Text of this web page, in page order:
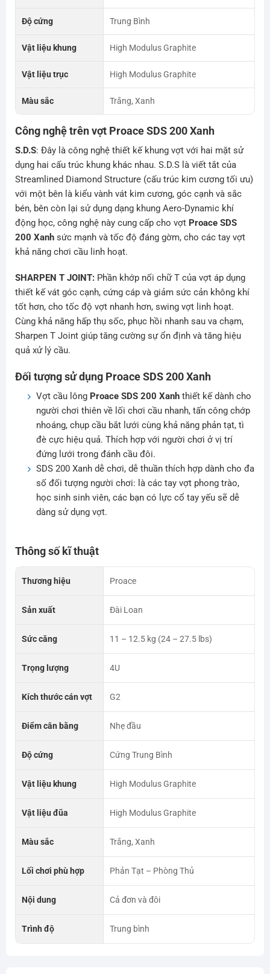
Độ cứng Trung Bình
Vật liệu khung High Modulus Graphite
Vật liệu trục High Modulus Graphite
Màu sắc Trắng, Xanh
Công nghệ trên vợt Proace SDS 200 Xanh
S.D.S: Đây là công nghệ thiết kế khung vợt với hai mặt sử
dụng hai cấu trúc khung khác nhau. S.D.S là viết tắt của
Streamlined Diamond Structure (cấu trúc kim cương tối ưu)
với một bên là kiểu vành vát kim cương, góc cạnh và sắc
bén, bên còn lại sử dụng dạng khung Aero-Dynamic khí
động học, công nghệ này cung cấp cho vợt Proace SDS
200 Xanhsức mạnh và tốc độ đáng gờm, cho các tay vợt
khả năng chơi cầu linh hoạt.
SHARPEN T JOINT:Phần khớp nối chữ T của vợt áp dụng
thiết kế vát góc cạnh, cứng cáp và giảm sức cản không khí
tốt hơn, cho tốc độ vợt nhanh hơn, swing vợt linh hoạt.
Cùng khả năng hấp thụ sốc, phục hồi nhanh sau va chạm,
Sharpen T Joint giúp tăng cường sự ổn định và tăng hiệu
quả xử lý cầu.
Đối tượng sử dụng Proace SDS 200 Xanh
Vợt cầu lông Proace SDS 200 Xanhthiết kế dành cho
người chơi thiên về lối chơi cầu nhanh, tấn công chớp
nhoáng, chụp cầu bắt lưới cùng khả năng phản tạt, tì
đè cực hiệu quả. Thích hợp với người chơi ở vị trí
đứng lưới trong đánh cầu đôi.
SDS 200 Xanh dễ chơi, dễ thuần thích hợp dành cho đa
số đối tượng người chơi: là các tay vợt phong trào,
học sinh sinh viên, các bạn có lực cổ tay yếu sẽ dễ
dàng sử dụng vợt.
Thông số kĩ thuật
Thương hiệu Proace
Sản xuất Đài Loan
Sức căng 11 – 12.5 kg (24 – 27.5 lbs)
Trọng lượng 4U
Kích thước cán vợt G2
Điểm cân bằng Nhẹ đầu
Độ cứng Cứng Trung Bình
Vật liệu khung High Modulus Graphite
Vật liệu đũa High Modulus Graphite
Màu sắc Trắng, Xanh
Lối chơi phù hợp Phản Tạt – Phòng Thủ
Nội dung Cả đơn và đôi
Trình độ Trung bình